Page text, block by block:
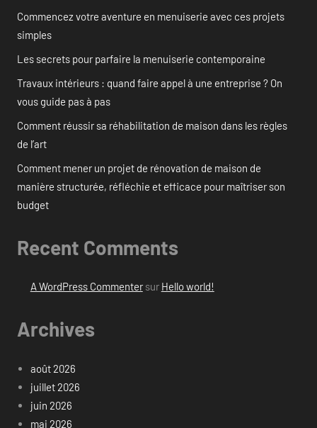
Commencez votre aventure en menuiserie avec ces projets
simples
Les secrets pour parfaire la menuiserie contemporaine
Travaux intérieurs : quand faire appel à une entreprise ? On
vous guide pas à pas
Comment réussir sa réhabilitation de maison dans les règles
de l’art
Comment mener un projet de rénovation de maison de
manière structurée, réfléchie et efficace pour maîtriser son
budget
Recent Comments
A WordPress Commentersur Hello world!
Archives
août 2026
juillet 2026
juin 2026
mai 2026